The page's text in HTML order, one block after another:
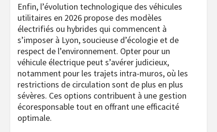
Enfin, l’évolution technologique des véhicules
utilitaires en 2026 propose des modèles
électrifiés ou hybrides qui commencent à
s’imposer à Lyon, soucieuse d’écologie et de
respect de l’environnement. Opter pour un
véhicule électrique peut s’avérer judicieux,
notamment pour les trajets intra-muros, où les
restrictions de circulation sont de plus en plus
sévères. Ces options contribuent à une gestion
écoresponsable tout en offrant une efficacité
optimale.